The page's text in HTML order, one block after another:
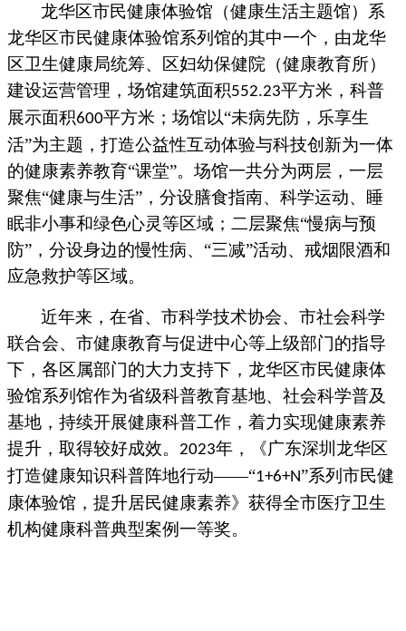
龙华区市民健康体验馆（健康生活主题馆）系
龙华区市民健康体验馆系列馆的其中一个，由龙华
区卫生健康局统筹、区妇幼保健院（健康教育所）
建设运营管理，场馆建筑面积552.23平方米，科普
展示面积600平方米；场馆以“未病先防，乐享生
活”为主题，打造公益性互动体验与科技创新为一体
的健康素养教育“课堂”。场馆一共分为两层，一层
聚焦“健康与生活”，分设膳食指南、科学运动、睡
眠非小事和绿色心灵等区域；二层聚焦“慢病与预
防”，分设身边的慢性病、“三减”活动、戒烟限酒和
应急救护等区域。
近年来，在省、市科学技术协会、市社会科学
联合会、市健康教育与促进中心等上级部门的指导
下，各区属部门的大力支持下，龙华区市民健康体
验馆系列馆作为省级科普教育基地、社会科学普及
基地，持续开展健康科普工作，着力实现健康素养
提升，取得较好成效。 2023年，《广东深圳龙华区
打造健康知识科普阵地行动——“1+6+N”系列市民健
康体验馆，提升居民健康素养》获得全市医疗卫生
机构健康科普典型案例一等奖。